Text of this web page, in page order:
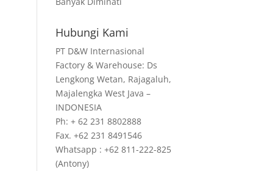
Hubungi Kami
PT D&W Internasional
Factory & Warehouse: Ds
Lengkong Wetan, Rajagaluh,
Majalengka West Java –
INDONESIA
Ph: + 62 231 8802888
Fax. +62 231 8491546
Whatsapp : +62 811-222-825
(Antony)